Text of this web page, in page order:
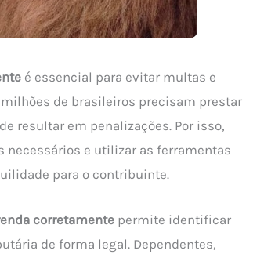
é essencial para evitar multas e
milhões de brasileiros precisam prestar
resultar em penalizações. Por isso,
necessários e utilizar as ferramentas
para o contribuinte.
corretamente permite identificar
de forma legal. Dependentes,